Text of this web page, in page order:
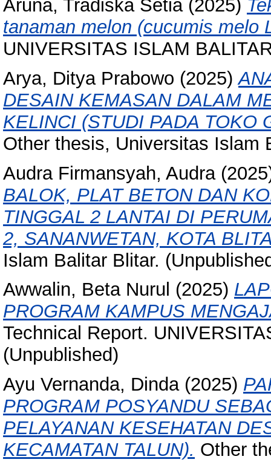
Aruna, Tradiska Setia(2025)
tanaman melon (cucumis melo
UNIVERSITAS ISLAM
Arya, Ditya Prabowo (2025)
DESAIN KEMASAN DALAM
KELINCI (STUDI PADA TOKO
Other thesis, Universitas Islam
Audra Firmansyah, Audra
BALOK, PLAT BETON DAN
TINGGAL 2 LANTAI DI
2, SANANWETAN, KOTA
Islam Balitar Blitar.
Awwalin, Beta Nurul (2025)
PROGRAM KAMPUS
Technical Report.
(Unpublished)
Ayu Vernanda, Dinda(2025)
PROGRAM POSYANDU
PELAYANAN KESEHATAN
KECAMATAN TALUN). Other